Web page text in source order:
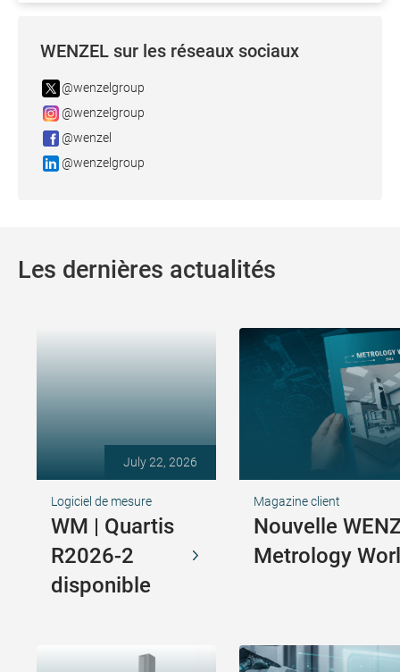
WENZEL sur les réseaux sociaux
@wenzelgroup
@wenzelgroup
@wenzel
@wenzelgroup
Les dernières actualités
July 22, 2026
Logiciel de mesure
WM | Quartis
R2026-2
disponible
Magazine client
Nouvelle
Metrology